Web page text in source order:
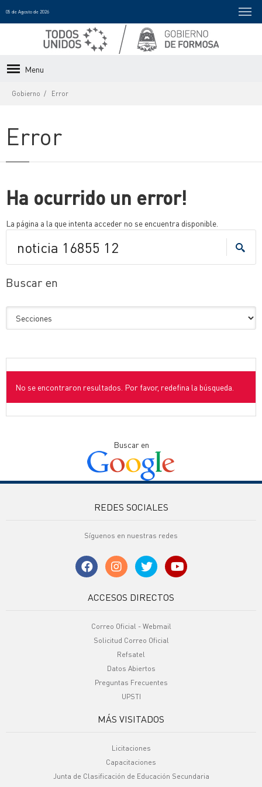
05 de Agosto de 2026
Menu
Gobierno Error
Error
Ha ocurrido un error!
La página a la que intenta acceder no se encuentra disponible.
Buscar en
No se encontraron resultados. Por favor, redefina la búsqueda.
Buscar en
REDES SOCIALES
Síguenos en nuestras redes
ACCESOS DIRECTOS
Correo Oficial - Webmail
Solicitud Correo Oficial
Refsatel
Datos Abiertos
Preguntas Frecuentes
UPSTI
MÁS VISITADOS
Licitaciones
Capacitaciones
Junta de Clasificación de Educación Secundaria